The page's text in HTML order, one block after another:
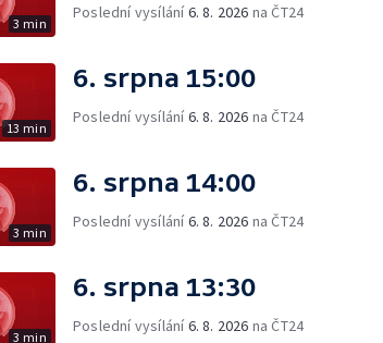
3 min
Poslední vysílání6. 8. 2026 na ČT24
13 min
6. srpna 15:00
Poslední vysílání6. 8. 2026 na ČT24
3 min
6. srpna 14:00
Poslední vysílání6. 8. 2026 na ČT24
3 min
6. srpna 13:30
Poslední vysílání6. 8. 2026 na ČT24